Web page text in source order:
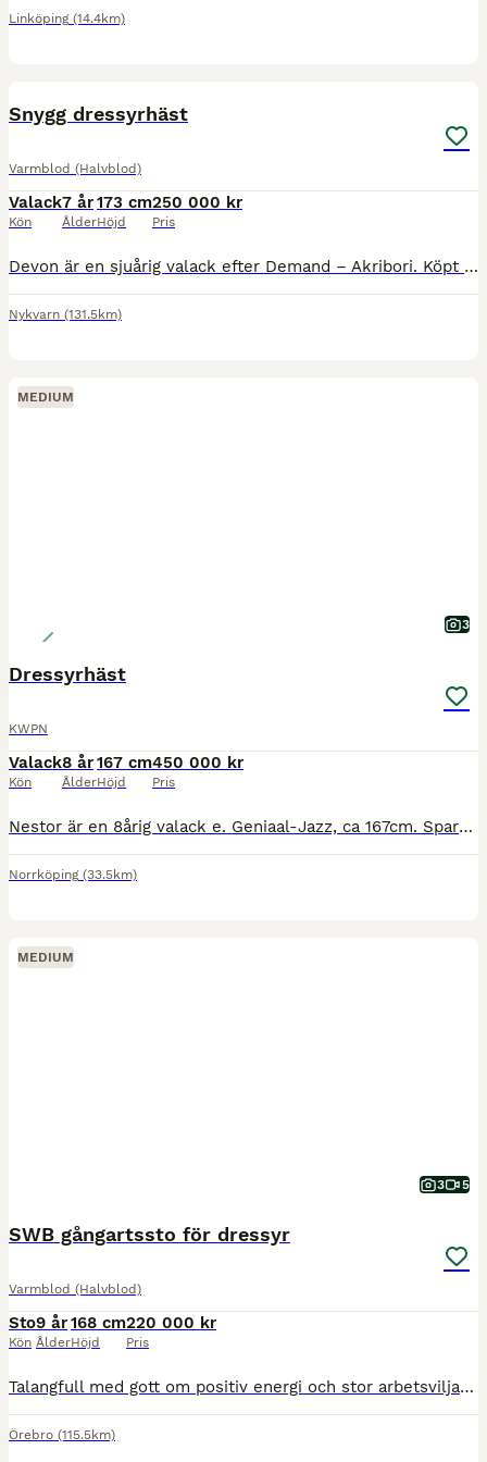
Linköping (14.4km)
Snygg dressyrhäst
Varmblod (Halvblod)
Valack
Kön
7 år
Ålder
173 cm
Höjd
250 000 kr
Pris
Devon är en sjuårig valack efter Demand – Akribori. Köpt direkt från uppfödaren. Devon har tre bra gångarter där det finns mycket mer att plocka fram när han blir starkare. Lätt och mjuk i kontakten
Nykvarn (131.5km)
MEDIUM
3
Dressyrhäst
KWPN
Valack
Kön
8 år
Ålder
167 cm
Höjd
450 000 kr
Pris
Nestor är en 8årig valack e. Geniaal-Jazz, ca 167cm. Sparsamt tävlad tom MsvB med placering och finns mycket kapacitet för svårare klasser. Egen motor åt det piggare hållet, snäll att lasta, sko, rida
Norrköping (33.5km)
MEDIUM
3 5
SWB gångartssto för dressyr
Varmblod (Halvblod)
Sto
Kön
9 år
Ålder
168 cm
Höjd
220 000 kr
Pris
Talangfull med gott om positiv energi och stor arbetsvilja utmärker detta fina sto som nu söker sin nya ryttare och kamrat. Mysan har många fina kvaliteter och har framtiden för sig på dressyrbanan. H
Örebro (115.5km)